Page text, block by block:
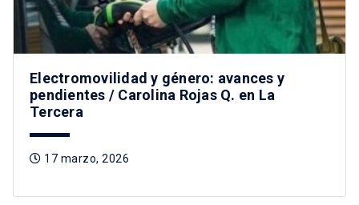
Electromovilidad y género: avances y
pendientes / Carolina Rojas Q. en La
Tercera
17 marzo, 2026